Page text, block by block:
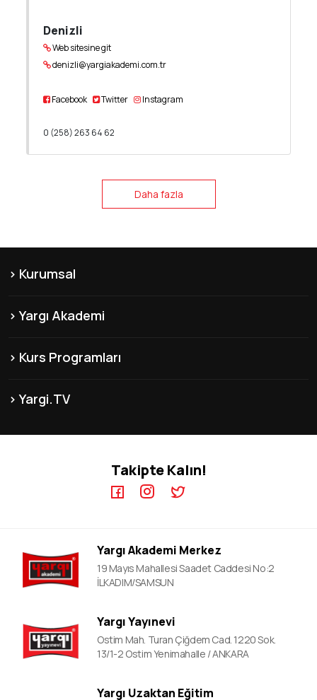
Denizli
Web sitesine git
denizli@yargiakademi.com.tr
Facebook Twitter Instagram
0 (258) 263 64 62
Daha fazla
Kurumsal
Hakkımızda
Yargı Akademi
Yayınlarımız
İletişim
Kurs Programları
MEB-AGS ÖABT Kursları
Yargi.TV
KPSS A Video Dersler
YDS Video Ders
Takipte Kalın!
Yargı Akademi Merkez
19 Mayıs Mahallesi Saadet Caddesi No:2
İLKADIM/SAMSUN
Yargı Yayınevi
Ostim Mah. Turan Çiğdem Cad. 1220 Sok.
13/1-2 Ostim Yenimahalle / ANKARA
Yargı Uzaktan Eğitim